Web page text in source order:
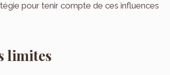
pour tenir compte de ces influences
limites